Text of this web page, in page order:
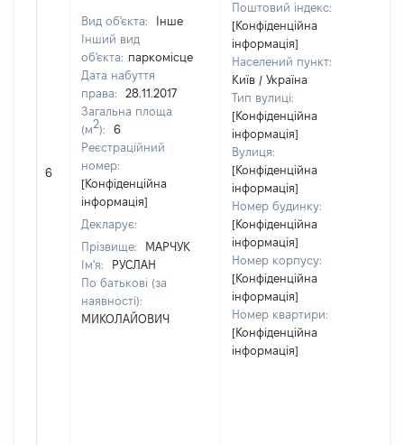
6
Вид об'єкта:
Інше
Інший вид
об'єкта: паркомісце
Дата набуття
права:
28.11.2017
Загальна площа
(м2):
6
Реєстраційний
номер:
[Конфіденційна
інформація]
Декларує:
Прізвище:
МАРЧУК
Ім'я:
РУСЛАН
По батькові (за
наявності):
МИКОЛАЙОВИЧ
Поштовий індекс:
[Конфіденційна
інформація]
Населений пункт:
Київ / Україна
Тип вулиці:
[Конфіденційна
інформація]
Вулиця:
[Конфіденційна
інформація]
Номер будинку:
[Конфіденційна
інформація]
Номер корпусу:
[Конфіденційна
інформація]
Номер квартири:
[Конфіденційна
інформація]